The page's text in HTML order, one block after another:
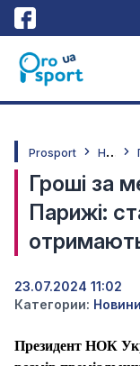
Prosport Н
овини
Гроші за
Парижі:
23.07.2024 11:02
Категории: Новини
Президент НОК